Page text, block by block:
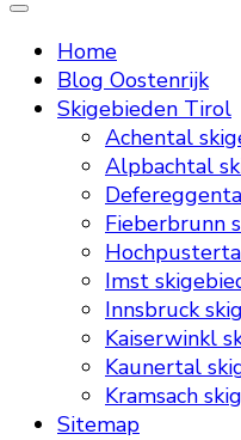
Home
Blog Oostenrijk
Skigebieden Tirol
Achental
Alpbachtal
Fieberbrunn
Imst
Innsbruck
Kaiserwinkl
Kaunertal
Kramsach
Sitemap